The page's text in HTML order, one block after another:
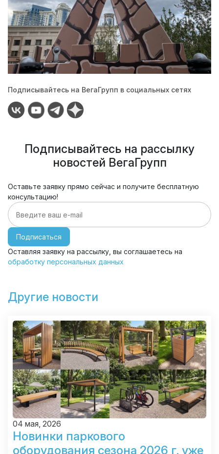
Подписывайтесь на ВегаГрупп в социальных сетях
Подписывайтесь на рассылку
новостей ВегаГрупп
Оставьте заявку прямо сейчас и получите бесплатную
консультацию!
Подписаться
Оставляя заявку на рассылку, вы соглашаетесь на
обработку персональных данных
Другие новости
04 мая, 2026
Новинки паркового
оборудования сезона 2026 г. уже